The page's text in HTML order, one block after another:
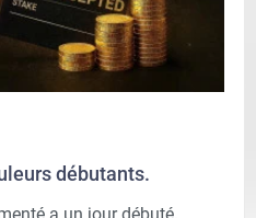
débutants.
a un jour débuté.